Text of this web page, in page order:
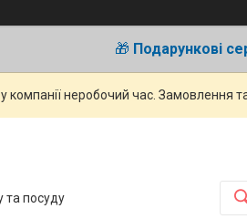
🎁 Подарункові
компанії неробочий час. Замовлення
та посуду